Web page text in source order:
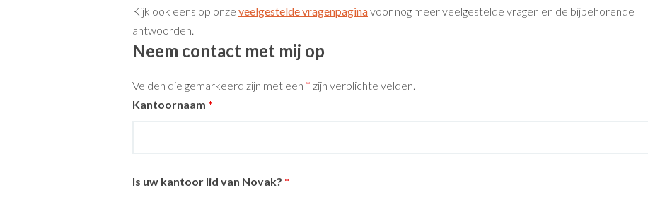
Kijk ook eens op onze veelgestelde vragenpaginavoor nog meer veelgestelde vragen en de bijbehorende
antwoorden.
Neem contact met mij op
Velden die gemarkeerd zijn met een * zijn verplichte velden.
Kantoornaam *
Is uw kantoor lid van Novak? *